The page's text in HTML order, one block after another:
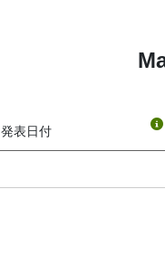
金額であり、株式を
ありません。実際に
払いを正式に発表する
。
表日付